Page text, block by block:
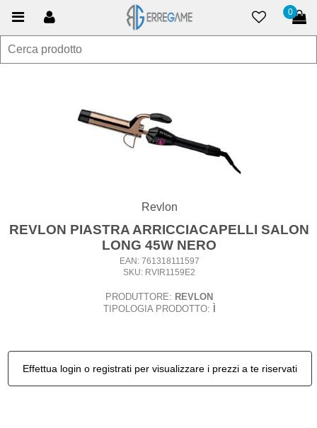
0
Revlon
REVLON PIASTRA ARRICCIACAPELLI SALON
LONG 45W NERO
EAN: 761318111597
SKU: RVIR1159E2
PRODUTTORE: REVLON
TIPOLOGIA PRODOTTO:
Effettua login o registrati per visualizzare i prezzi a te riservati